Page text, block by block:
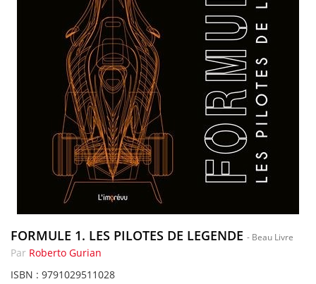
FORMULE 1. LES PILOTES DE LEGENDE - Beau Livre
Par Roberto Gurian
ISBN : 9791029511028